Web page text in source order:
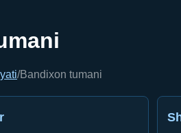
/Bandixon tumani